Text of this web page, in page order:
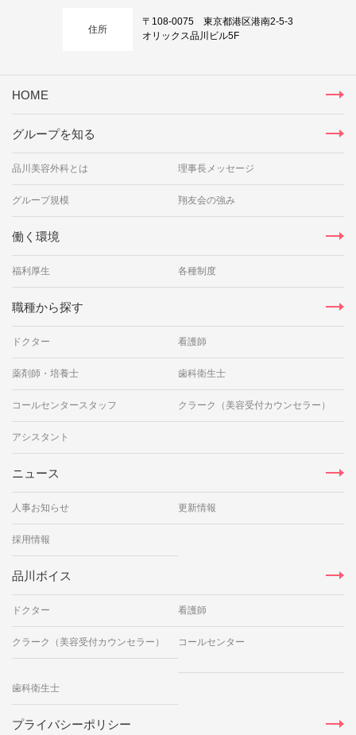
住所
〒108-0075 東京都港区港南2-5-3
オリックス品川ビル5F
HOME
グループを知る
品川美容外科とは 理事長メッセージ
グループ規模 翔友会の強み
働く環境
福利厚生 各種制度
職種から探す
ドクター 看護師
薬剤師・培養士 歯科衛生士
コールセンタースタッフ クラーク（美容受付カウンセラー）
アシスタント
ニュース
人事お知らせ 更新情報
採用情報
品川ボイス
ドクター 看護師
クラーク（美容受付カウンセラー） コールセンター
歯科衛生士
プライバシーポリシー